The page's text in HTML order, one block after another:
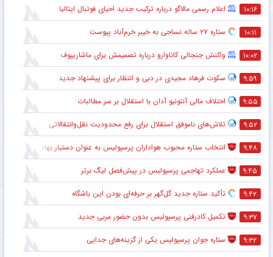
۱۰:۱۶ اعلام رسمی مالاگو درباره ترکیب جدید احیای فوتبال ایتالیا
۱۰:۱۱ ستاره ۲۷ ساله نساجی به خیبر خرم‌آباد پیوست
۱۰:۰۲ واکنش جنجالی کاناوارو درباره تصمیمش برای ماشاریپوف
۹:۵۹ سکوت فرهاد مجیدی در دبی و انتظار برای پیشنهاد جدید
۹:۵۵ اختلاف مالی آنتونیو آدان با استقلال بر سر مطالبات
۹:۵۲ تلاش‌های ناموفق استقلال برای رفع محدودیت نقل‌وانتقالاتی
۹:۴۸ انتخاب ستاره محبوب هواداران پرسپولیس به عنوان دستیار بهادر عبدی
۹:۴۵ عملکرد تهاجمی پرسپولیس در پیش‌فصل لیگ برتر
۹:۴۲ تأکید ستاره جدید گل‌گهر بر حرفه‌ای بودن این باشگاه
۹:۳۷ تکمیل کادرفنی پرسپولیس بدون حضور مربی جدید
۹:۳۲ ستاره جوان پرسپولیس یکی از گزینه‌های جدایی